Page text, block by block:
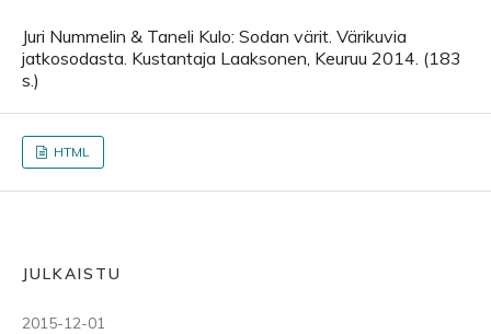
Juri Nummelin & Taneli Kulo: Sodan värit. Värikuvia
jatkosodasta. Kustantaja Laaksonen, Keuruu 2014. (183
s.)
HTML
JULKAISTU
2015-12-01